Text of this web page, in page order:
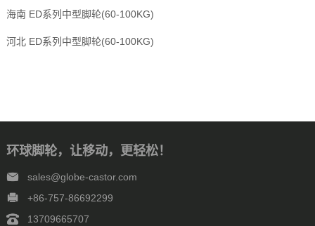
海南 ED系列中型脚轮(60-100KG)
河北 ED系列中型脚轮(60-100KG)
环球脚轮，让移动，更轻松！
sales@globe-castor.com
+86-757-86692299
13709665707